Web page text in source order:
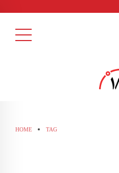
HOME TAG